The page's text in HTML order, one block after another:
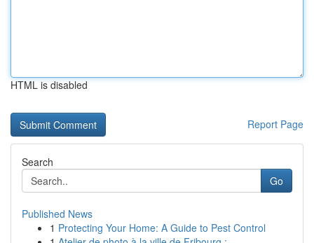
HTML is disabled
Report Page
Search
Go
Published News
1 Protecting Your Home: A Guide to Pest Control